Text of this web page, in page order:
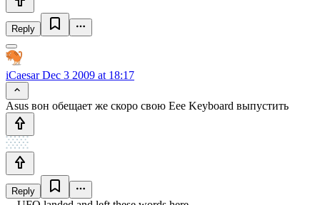
Reply
iCaesarDec 3 2009 at 18:17
Asus вон обещает же скоро свою Eee Keyboard выпустить
Reply